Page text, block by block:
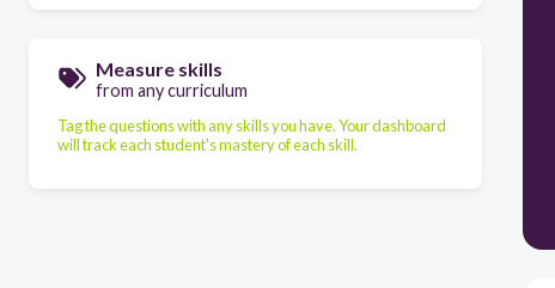
Measure skills
from any curriculum
Tag the questions with any skills you have. Your dashboard
will track each student's mastery of each skill.